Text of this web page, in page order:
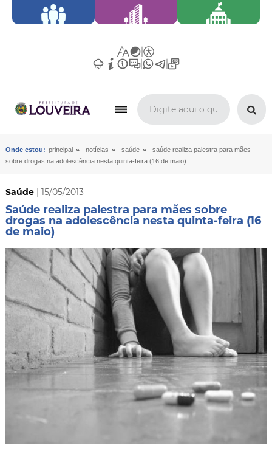
Onde estou: principal » notícias » saúde »
saúde realiza palestra para mães
sobre drogas na adolescência nesta quinta-feira (16 de maio)
Saúde| 15/05/2013
Saúde realiza palestra para mães sobre
drogas na adolescência nesta quinta-feira (16
de maio)